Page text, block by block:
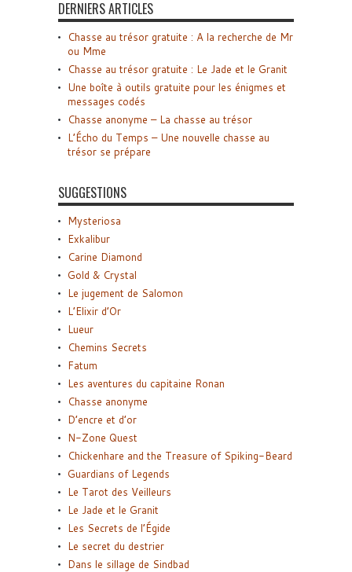
DERNIERS ARTICLES
Chasse au trésor gratuite : A la recherche de Mr
ou Mme
Chasse au trésor gratuite : Le Jade et le Granit
Une boîte à outils gratuite pour les énigmes et
messages codés
Chasse anonyme – La chasse au trésor
L’Écho du Temps – Une nouvelle chasse au
trésor se prépare
SUGGESTIONS
Mysteriosa
Exkalibur
Carine Diamond
Gold & Crystal
Le jugement de Salomon
L’Elixir d’Or
Lueur
Chemins Secrets
Fatum
Les aventures du capitaine Ronan
Chasse anonyme
D’encre et d’or
N-Zone Quest
Chickenhare and the Treasure of Spiking-Beard
Guardians of Legends
Le Tarot des Veilleurs
Le Jade et le Granit
Les Secrets de l’Égide
Le secret du destrier
Dans le sillage de Sindbad